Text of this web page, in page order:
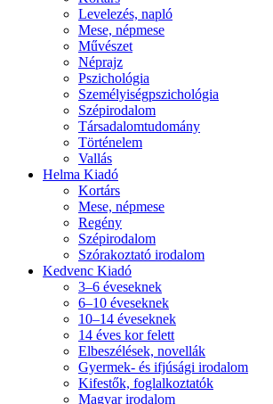
Levelezés, napló
Mese, népmese
Művészet
Néprajz
Pszichológia
Személyiségpszichológia
Szépirodalom
Társadalomtudomány
Történelem
Vallás
Helma Kiadó
Kortárs
Mese, népmese
Regény
Szépirodalom
Szórakoztató irodalom
Kedvenc Kiadó
3–6 éveseknek
6–10 éveseknek
10–14 éveseknek
14 éves kor felett
Elbeszélések, novellák
Gyermek- és ifjúsági irodalom
Kifestők, foglalkoztatók
Magyar irodalom